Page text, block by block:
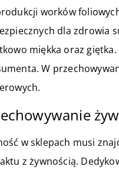
worków
dla zdrowia
miękka oraz
W
w sklepach musi
z żywnością.